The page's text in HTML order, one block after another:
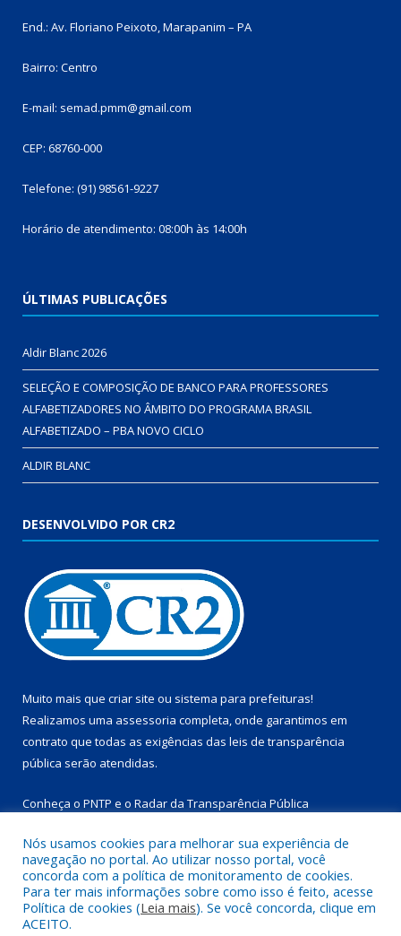
End.: Av. Floriano Peixoto, Marapanim – PA
Bairro: Centro
E-mail: semad.pmm@gmail.com
CEP: 68760-000
Telefone: (91) 98561-9227
Horário de atendimento: 08:00h às 14:00h
ÚLTIMAS PUBLICAÇÕES
Aldir Blanc 2026
SELEÇÃO E COMPOSIÇÃO DE BANCO PARA PROFESSORES
ALFABETIZADORES NO ÂMBITO DO PROGRAMA BRASIL
ALFABETIZADO – PBA NOVO CICLO
ALDIR BLANC
DESENVOLVIDO POR CR2
Muito mais que criar site ou sistema para prefeituras!
Realizamos uma assessoria completa, onde garantimos em
contrato que todas as exigências das leis de transparência
pública serão atendidas.
Conheça o PNTP e o Radar da Transparência Pública
Todos os direitos reservados a Prefeitura Municipal de
Marapanim.
Nós usamos cookies para melhorar sua experiência de
navegação no portal. Ao utilizar nosso portal, você
concorda com a política de monitoramento de cookies.
Para ter mais informações sobre como isso é feito, acesse
Política de cookies (Leia mais). Se você concorda, clique em
ACEITO.